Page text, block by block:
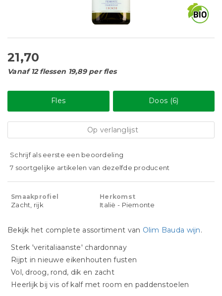
21,70
Vanaf 12 flessen 19,89 per fles
Fles Doos (6)
Op verlanglijst
Schrijf als eerste een beoordeling
7 soortgelijke artikelen van dezelfde producent
Smaakprofiel
Zacht, rijk
Herkomst
Italië - Piemonte
Bekijk het complete assortiment van Olim Bauda wijn.
Sterk 'veritaliaanste' chardonnay
Rijpt in nieuwe eikenhouten fusten
Vol, droog, rond, dik en zacht
Heerlijk bij vis of kalf met room en paddenstoelen